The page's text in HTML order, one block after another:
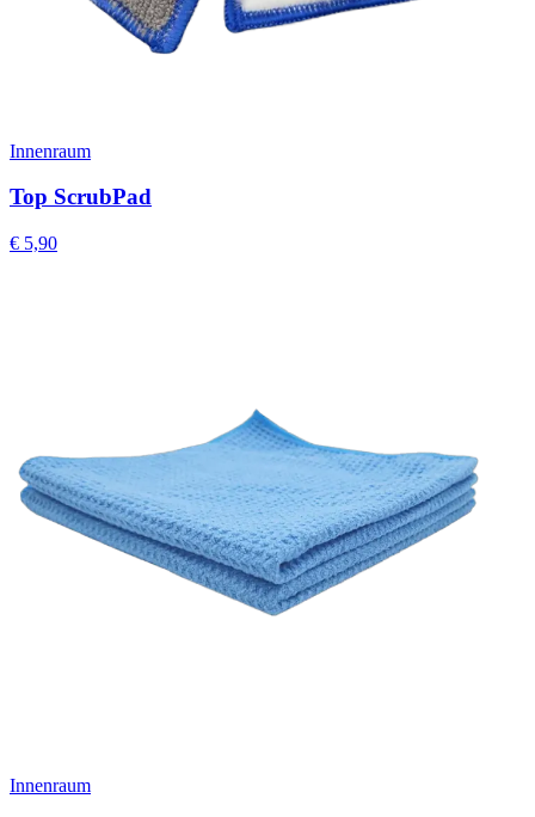
Innenraum
Top ScrubPad
€ 5,90
Innenraum